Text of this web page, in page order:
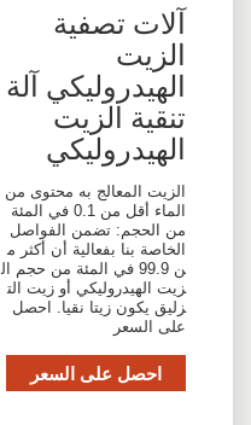
آلات تصفية
الزيت
الهيدروليكي آلة
تنقية الزيت
الهيدروليكي
الزيت المعالج به محتوى من
الماء أقل من 0.1 في المئة
من الحجم: تضمن الفواصل
الخاصة بنا بفعالية أن أكثر م
ن 99.9 في المئة من حجم ال
زيت الهيدروليكي أو زيت الت
زليق يكون زيتا نقيا. احصل
على السعر
احصل على السعر